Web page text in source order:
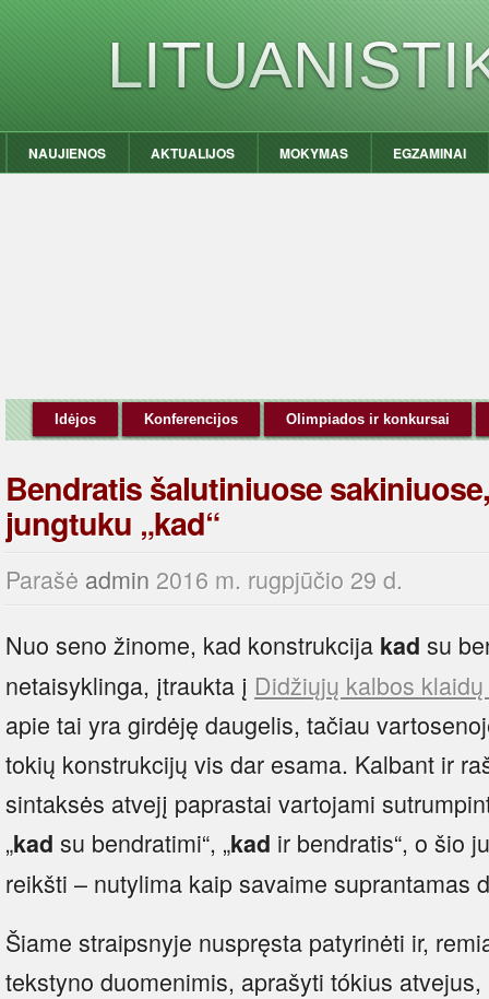
NAUJIENOS AKTUALIJOS MOKYMAS EGZAMINAI
Idėjos Konferencijos Olimpiados ir konkursai
Bendratis šalutiniuose
jungtuku „kad“
Parašė admin 2016 m. rugpjūčio 29 d.
Nuo seno žinome, kad konstrukcija kad su
netaisyklinga, įtraukta į Didžiųjų kalbos
apie tai yra girdėję daugelis, tačiau
tokių konstrukcijų vis dar esama. Kalbant ir
sintaksės atvejį paprastai vartojami
„kad su bendratimi“, „kad ir bendratis“, o šio
reikšti – nutylima kaip savaime suprantamas
Šiame straipsnyje nuspręsta patyrinėti ir,
tekstyno duomenimis, aprašyti tókius